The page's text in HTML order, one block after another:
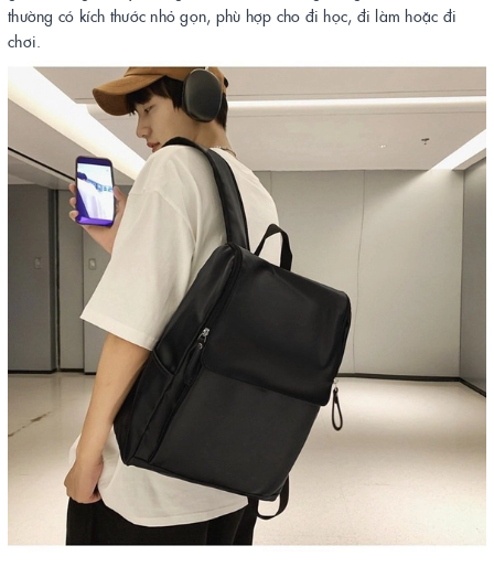
thường có kích thước nhỏ gọn, phù hợp cho đi học, đi làm hoặc đi
chơi.